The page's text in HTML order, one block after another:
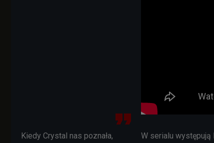
Kiedy Crystal nas poznała,
W serialu występują